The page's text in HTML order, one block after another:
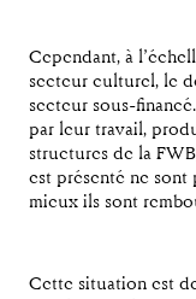
Cependant, à
secteur culturel, le
secteur sous-
par leur travail,
structures de la
est présenté ne sont
mieux ils sont
Cette situation est